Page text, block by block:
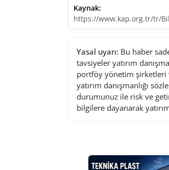
Kaynak:
https://www.kap.org.tr/tr/
Yasal uyarı: Bu haber
tavsiyeler yatırım
portföy yönetim şirketleri
yatırım danışmanlığı
durumunuz ile risk ve
bilgilere dayanarak